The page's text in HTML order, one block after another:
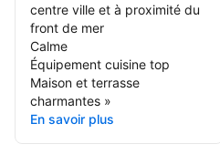
centre ville et à proximité du
front de mer
Calme
Équipement cuisine top
Maison et terrasse
charmantes »
En savoir plus